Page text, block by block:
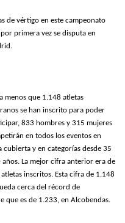
de vértigo en este campeonato
primera vez se disputa en
menos que 1.148 atletas
se han inscrito para poder
833 hombres y 315 mujeres
en todos los eventos en
cubierta y en categorías desde 35
años. La mejor cifra anterior era de
inscritos. Esta cifra de 1.148
cerca del récord de
que es de 1.233, en Alcobendas.